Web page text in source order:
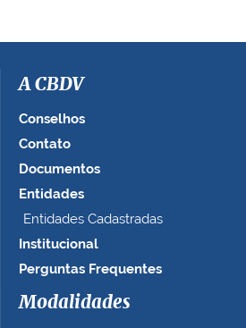
i
a
e
o
t
a
n
o
A CBDV
Conselhos
Contato
Documentos
Entidades
Entidades Cadastradas
Institucional
Perguntas Frequentes
Modalidades